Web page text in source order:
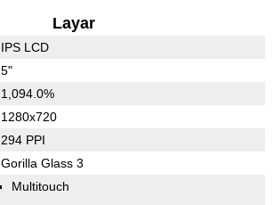
Layar
IPS LCD
5"
1,094.0%
1280x720
294 PPI
Gorilla Glass 3
Multitouch